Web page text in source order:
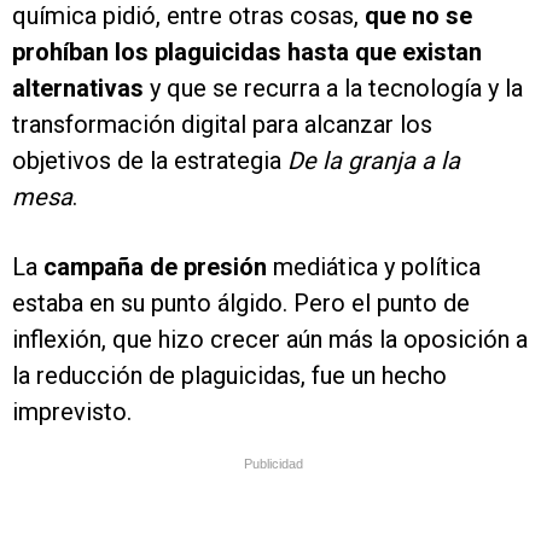
química pidió, entre otras cosas, que no se
prohíban los plaguicidas hasta que existan
alternativas y que se recurra a la tecnología y la
transformación digital para alcanzar los
objetivos de la estrategia De la granja a la
mesa.
La campaña de presión mediática y política
estaba en su punto álgido. Pero el punto de
inflexión, que hizo crecer aún más la oposición a
la reducción de plaguicidas, fue un hecho
imprevisto.
Publicidad